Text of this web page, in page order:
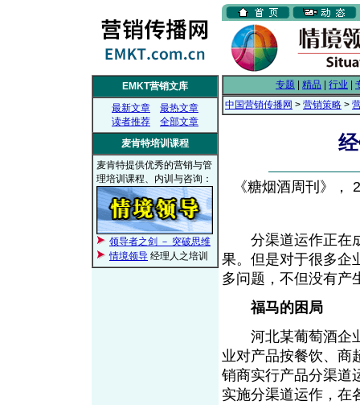
EMKT营销文库
最新文章
最热文章
读者推荐
全部文章
麦肯特培训课程
麦肯特提供优秀的营销与管
理培训课程、内训与咨询：
领导者之剑 － 突破思维
情境领导 经理人之培训
专题 精品 行业
中国营销传播网 > 营销策略 >
《糖烟酒周刊》，
分渠道运作正在成
果。但是对于很多企
多问题，不但没有
福马的困局
河北某葡萄酒企业
业对产品按餐饮、商
销商实行产品分渠道
实施分渠道运作，在